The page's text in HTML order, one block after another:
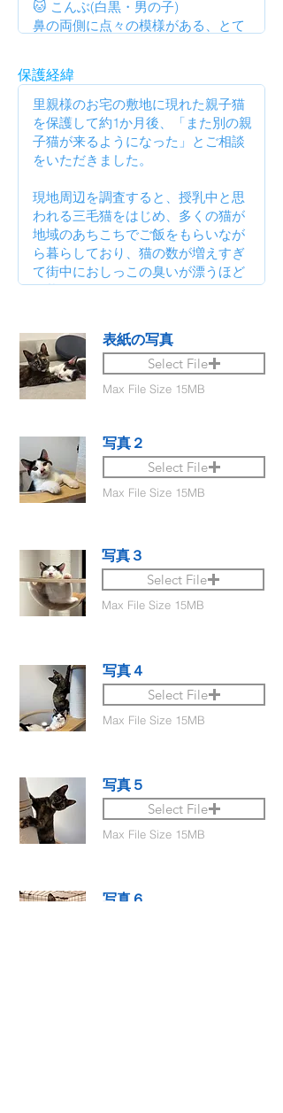
保護経緯
表紙の写真
Select File
Max File Size 15MB
写真２
Select File
Max File Size 15MB
写真３
Select File
Max File Size 15MB
写真４
Select File
Max File Size 15MB
写真５
Select File
Max File Size 15MB
写真６